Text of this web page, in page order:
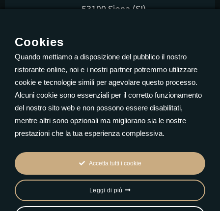
53100 Siena (SI)
Contattaci
Merc - Sab: 19:00 – 23:45
Dom - Mart: Chiuso
© 2023Privacy Policy| Siti web per
Cookies
Quando mettiamo a disposizione del pubblico il nostro
ristorante online, noi e i nostri partner potremmo utilizzare
cookie e tecnologie simili per agevolare questo processo.
Alcuni cookie sono essenziali per il corretto funzionamento
del nostro sito web e non possono essere disabilitati,
mentre altri sono opzionali ma migliorano sia le nostre
prestazioni che la tua esperienza complessiva.
Accetta tutti i cookie
Leggi di più